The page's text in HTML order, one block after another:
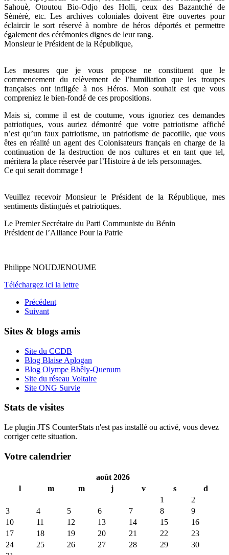
Sahouè, Otoutou Bio-Odjo des Holli, ceux des Bazantché de
Sèmèrè, etc. Les archives coloniales doivent être ouvertes pour
éclaircir le sort réservé à nombre de héros déportés et permettre
également des cérémonies dignes de leur rang.
Monsieur le Président de la République,
Les mesures que je vous propose ne constituent que le
commencement du relèvement de l’humiliation que les troupes
françaises ont infligée à nos Héros. Mon souhait est que vous
compreniez le bien-fondé de ces propositions.
Mais si, comme il est de coutume, vous ignoriez ces demandes
patriotiques, vous auriez démontré que votre patriotisme affiché
n’est qu’un faux patriotisme, un patriotisme de pacotille, que vous
êtes en réalité un agent des Colonisateurs français en charge de la
continuation de la destruction de nos cultures et en tant que tel,
méritera la place réservée par l’Histoire à de tels personnages.
Ce qui serait dommage !
Veuillez recevoir Monsieur le Président de la République, mes
sentiments distingués et patriotiques.
Le Premier Secrétaire du Parti Communiste du Bénin
Président de l’Alliance Pour la Patrie
Philippe NOUDJENOUME
Téléchargez ici la lettre
Précédent
Suivant
Sites & blogs amis
Site du CCDB
Blog Blaise Aplogan
Blog Olympe Bhêly-Quenum
Site du réseau Voltaire
Site ONG Survie
Stats de visites
Le plugin JTS CounterStats n'est pas installé ou activé, vous devez
corriger cette situation.
Votre calendrier
août 2026
l
m m j v s
d
1
2
3
4 5 6 7 8
9
10
11 12 13 14 15
16
17
18 19 20 21 22
23
24
25 26 27 28 29
30